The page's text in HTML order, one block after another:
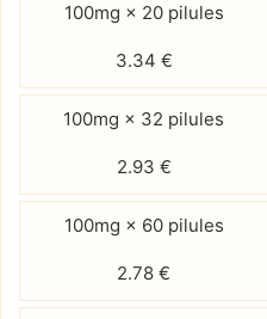
100mg × 20 pilules
3.34 €
100mg × 32 pilules
2.93 €
100mg × 60 pilules
2.78 €